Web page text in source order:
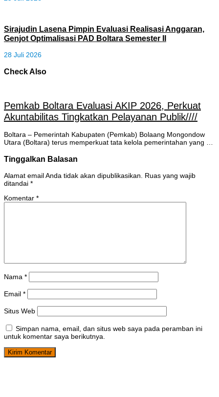
Sirajudin Lasena Pimpin Evaluasi Realisasi Anggaran,
Genjot Optimalisasi PAD Boltara Semester II
28 Juli 2026
Check Also
Pemkab Boltara Evaluasi AKIP 2026, Perkuat
Akuntabilitas Tingkatkan Pelayanan Publik////
Boltara – Pemerintah Kabupaten (Pemkab) Bolaang Mongondow
Utara (Boltara) terus memperkuat tata kelola pemerintahan yang …
Tinggalkan Balasan
Alamat email Anda tidak akan dipublikasikan.
Ruas yang wajib
ditandai *
Komentar *
Nama *
Email *
Situs Web
Simpan nama, email, dan situs web saya pada peramban ini
untuk komentar saya berikutnya.